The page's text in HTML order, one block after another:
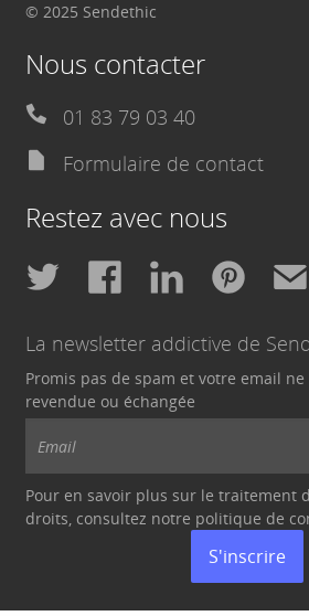
© 2025 Sendethic
Nous contacter
01 83 79 03 40
Formulaire de contact
Restez avec nous
La newsletter addictive de
Promis pas de spam et votre email
revendue ou échangée
Pour en savoir plus sur le traitement
droits, consultez notre politique de
S'inscrire